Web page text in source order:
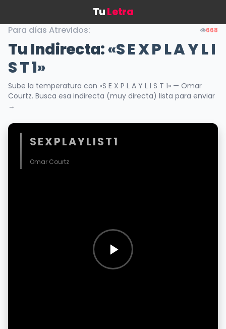
TuLetra
Para días Atrevidos: 👁️668
Tu Indirecta:«S E X P L A Y L I
S T 1»
Sube la temperatura con «S E X P L A Y L I S T 1» — Omar
Courtz. Busca esa indirecta (muy directa) lista para enviar
→
S E X P L A Y L I S T 1
Omar Courtz